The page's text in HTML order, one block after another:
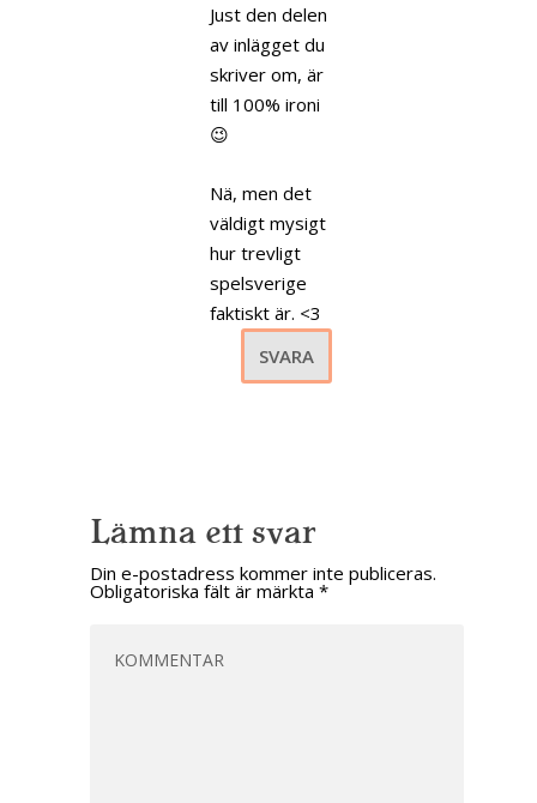
Just den delen
av inlägget du
skriver om, är
till 100% ironi
😉
Nä, men det
väldigt mysigt
hur trevligt
spelsverige
faktiskt är. <3
SVARA
Lämna ett svar
Din e-postadress kommer inte publiceras.
Obligatoriska fält är märkta *